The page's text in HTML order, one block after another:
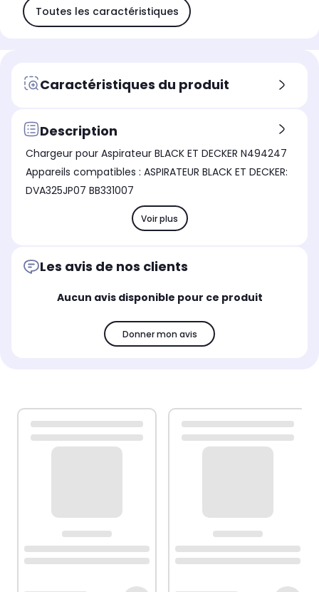
Toutes les caractéristiques
Caractéristiques du produit
Description
Chargeur pour Aspirateur BLACK ET DECKER N494247
Appareils compatibles : ASPIRATEUR BLACK ET DECKER:
DVA325JP07 BB331007
Voir plus
Les avis de nos clients
Aucun avis disponible pour ce produit
Donner mon avis